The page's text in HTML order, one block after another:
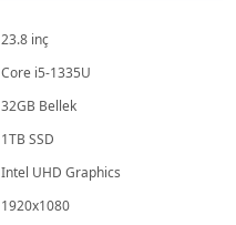
23.8 inç
Core i5-1335U
32GB Bellek
1TB SSD
Intel UHD Graphics
1920x1080